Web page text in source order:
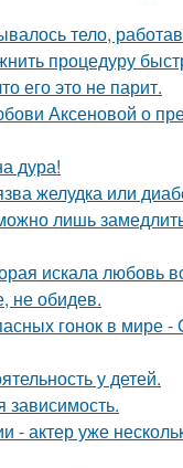
тело,
процедуру
его это не парит.
Аксеновой о
дура!
желудка или
лишь
искала любовь
не обидев.
гонок в мире
у детей.
зависимость.
актер уже